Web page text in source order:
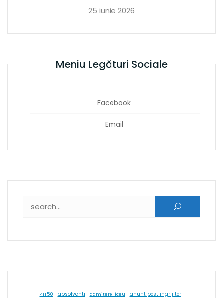
25 iunie 2026
Meniu Legături Sociale
Facebook
Email
4IT50 absolventi admitere liceu anunt post ingrijitor